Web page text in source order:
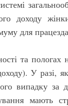
доходу
для
та пологах
У разі,
випадку за